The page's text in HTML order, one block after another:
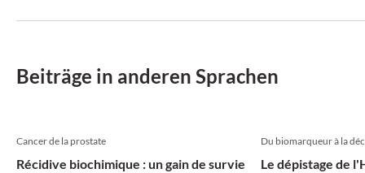
aufgeschlagen
Beiträge in anderen Sprachen
Cancer de la prostate
Récidive biochimique : un gain de survie
Du biomarqueur à la
Le dépistage de